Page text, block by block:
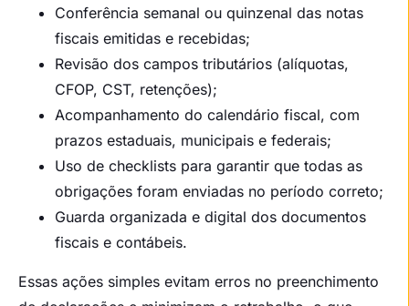
Conferência semanal ou quinzenal das notas
fiscais emitidas e recebidas;
Revisão dos campos tributários (alíquotas,
CFOP, CST, retenções);
Acompanhamento do calendário fiscal, com
prazos estaduais, municipais e federais;
Uso de checklists para garantir que todas as
obrigações foram enviadas no período correto;
Guarda organizada e digital dos documentos
fiscais e contábeis.
Essas ações simples evitam erros no preenchimento